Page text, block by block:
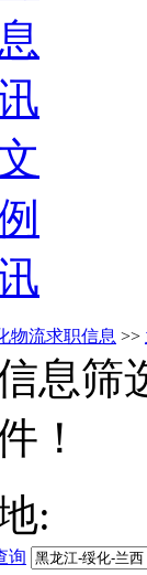
物流求职信息 >>
息筛
！
:
询